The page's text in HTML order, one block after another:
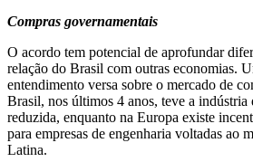
Compras governamentais
O acordo tem potencial de aprofundar
relação do Brasil com outras economias.
entendimento versa sobre o mercado de
Brasil, nos últimos 4 anos, teve a indústria
reduzida, enquanto na Europa existe
para empresas de engenharia voltadas ao
Latina.